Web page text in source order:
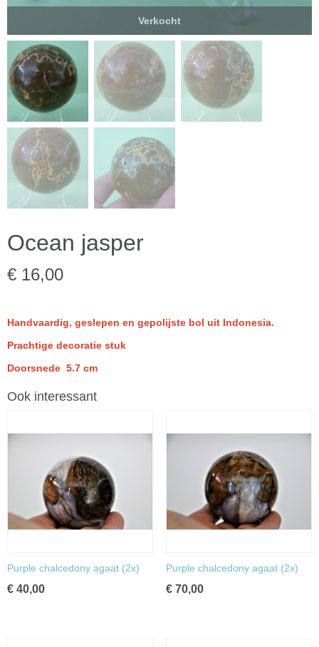
Verkocht
Ocean jasper
€ 16,00
Handvaardig, geslepen en gepolijste bol uit Indonesia.
Prachtige decoratie stuk
Doorsnede 5.7 cm
Ook interessant
Purple chalcedony agaat (2x)
€ 40,00
Purple chalcedony agaat (2x)
€ 70,00